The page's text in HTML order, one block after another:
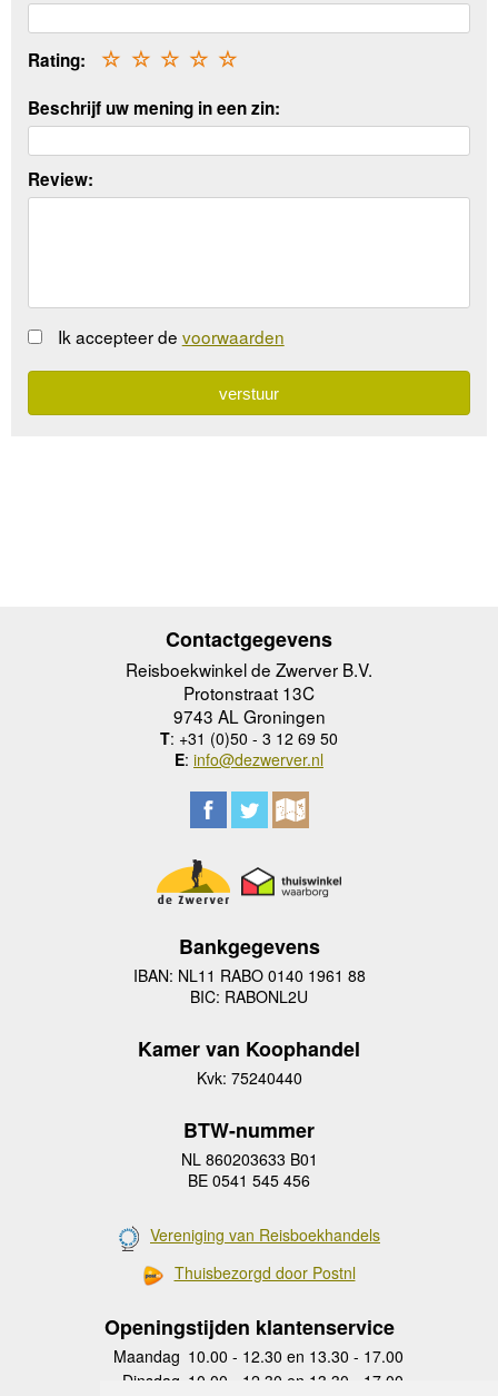
Rating: ☆
☆
☆
☆
☆
Beschrijf uw mening in een zin:
Review:
Ik accepteer de voorwaarden
Contactgegevens
Reisboekwinkel de Zwerver B.V.
Protonstraat 13C
9743 AL Groningen
T: +31 (0)50 - 3 12 69 50
E: info@dezwerver.nl
Bankgegevens
IBAN: NL11 RABO 0140 1961 88
BIC: RABONL2U
Kamer van Koophandel
Kvk: 75240440
BTW-nummer
NL 860203633 B01
BE 0541 545 456
Vereniging van Reisboekhandels
Thuisbezorgd door Postnl
Openingstijden klantenservice
Maandag 10.00 - 12.30 en 13.30 - 17.00
Dinsdag 10.00 - 12.30 en 13.30 - 17.00